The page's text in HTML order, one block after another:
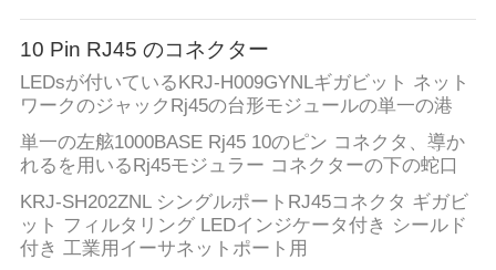
10 Pin RJ45 のコネクター
LEDsが付いているKRJ-H009GYNLギガビット ネット
ワークのジャックRj45の台形モジュールの単一の港
単一の左舷1000BASE Rj45 10のピン コネクタ、導か
れるを用いるRj45モジュラー コネクターの下の蛇口
KRJ-SH202ZNL シングルポートRJ45コネクタ ギガビ
ット フィルタリング LEDインジケータ付き シールド
付き 工業用イーサネットポート用